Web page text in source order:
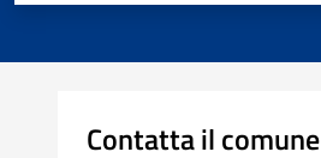
Contatta il comune